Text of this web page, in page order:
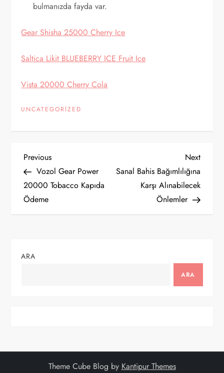
bulmanızda fayda var.
Gear Shisha 25000 Cherry Ice
Saltica Likit BLUEBERRY ICE Fruit Ice
Vista 20000 Cherry Cola
UNCATEGORIZED
Y
a
z
g
n
Previous
Post
Previous
Vozol Gear Power
20000 Tobacco Kapıda
Ödeme
Next
Post
Next
Sanal Bahis Bağımlılığına
Karşı Alınabilecek
Önlemler
ARA
ARA
Theme Cube Blog by Kantipur Themes